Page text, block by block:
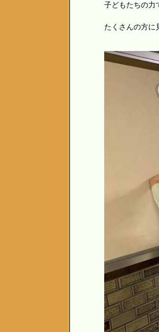
子どもたちの力
たくさんの方に